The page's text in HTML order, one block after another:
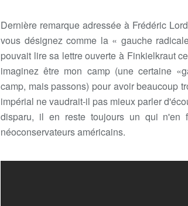
Dernière remarque adressée à Frédéric
vous désignez comme la « gauche
pouvait lire sa lettre ouverte à Finkielkraut
imaginez être mon camp (une certaine
camp, mais passons) pour avoir beaucoup
impérial ne vaudrait-il pas mieux parler
disparu, il en reste toujours un qui n'en
néoconservateurs américains.